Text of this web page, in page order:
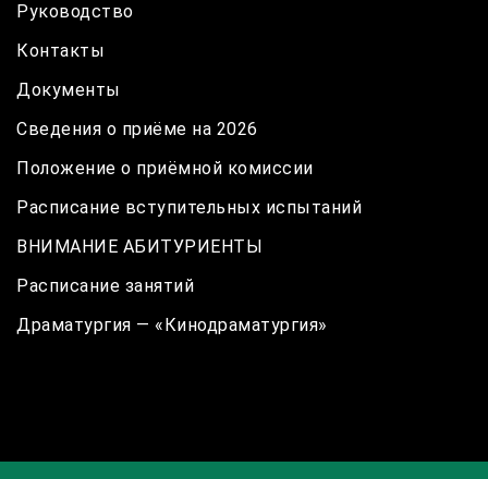
Руководство
Контакты
Документы
Сведения о приёме на 2026
Положение о приёмной комиссии
Расписание вступительных испытаний
ВНИМАНИЕ АБИТУРИЕНТЫ
Расписание занятий
Драматургия — «Кинодраматургия»